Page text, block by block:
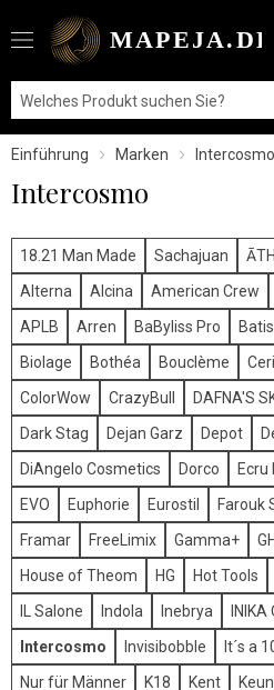
Einführung Marken Intercosmo
Intercosmo
18.21 Man Made Sachajuan
Alterna
Alcina American Crew
APLB
Arren BaByliss Pro
Biolage
Bothéa Bouclème
ColorWow
CrazyBull DAFNA'S
Dark Stag
Dejan Garz Depot
DiAngelo Cosmetics
Dorco Ecru
EVO
Euphorie Eurostil Farouk
Framar
FreeLimix Gamma+
House of Theom
HG Hot Tools
IL Salone
Indola Inebrya
Intercosmo
Invisibobble It´s a
Nur für Männer
K18 Kent